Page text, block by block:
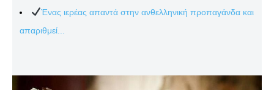
Ένας ιερέας απαντά στην ανθελληνική προπαγάνδα και
απαριθμεί...